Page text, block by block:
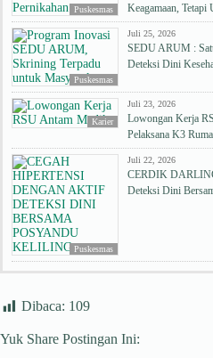
Puskesmas
Keagamaan,
Puskesmas
Juli 25, 2026
SEDU ARUM :
Deteksi Dini
Karier
Juli 23, 2026
Lowongan Kerja
Pelaksana K3
Puskesmas
Juli 22, 2026
CERDIK
Deteksi Dini
Dibaca: 109
Yuk Share Postingan Ini: